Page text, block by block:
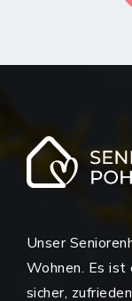
Unser
Wohnen. Es ist
sicher,